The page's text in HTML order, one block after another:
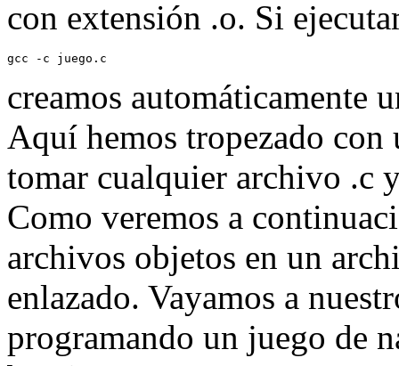
con extensión .o. Si
creamos automáticamente
Aquí hemos tropezado
tomar cualquier archivo .c
Como veremos a
archivos objetos en un
enlazado. Vayamos a
programando un juego de